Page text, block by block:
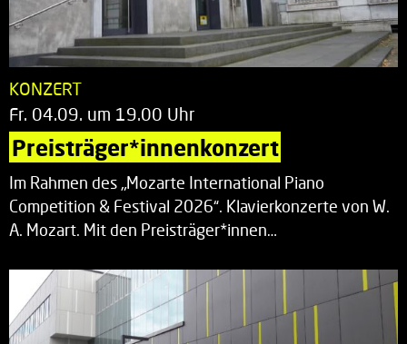
KONZERT
Fr. 04.09. um 19.00 Uhr
Preisträger*innenkonzert
Im Rahmen des „Mozarte International Piano
Competition & Festival 2026“. Klavierkonzerte von W.
A. Mozart. Mit den Preisträger*innen…